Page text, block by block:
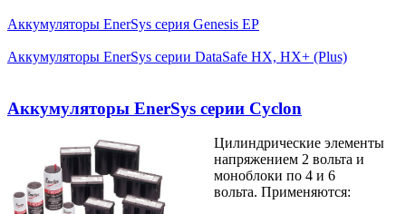
Аккумуляторы EnerSys серия Genesis EP
Аккумуляторы EnerSys серии DataSafe HX, HX+ (Plus)
Аккумуляторы EnerSys серии Cyclon
Цилиндрические элементы
напряжением 2 вольта и
моноблоки по 4 и 6
вольта. Применяются: